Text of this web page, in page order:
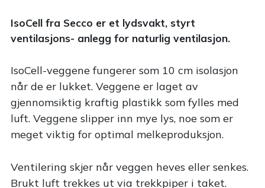
IsoCell fra Secco er et lydsvakt, styrt
ventilasjons- anlegg for naturlig ventilasjon.
IsoCell-veggene fungerer som 10 cm isolasjon
når de er lukket. Veggene er laget av
gjennomsiktig kraftig plastikk som fylles med
luft. Veggene slipper inn mye lys, noe som er
meget viktig for optimal melkeproduksjon.
Ventilering skjer når veggen heves eller senkes.
Brukt luft trekkes ut via trekkpiper i taket.